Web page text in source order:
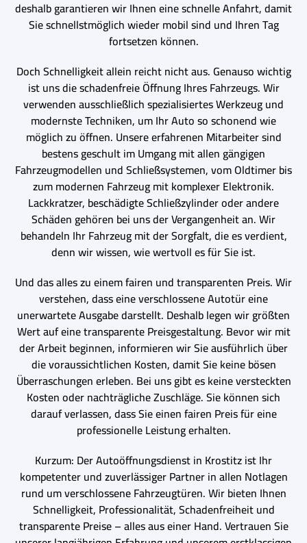
deshalb garantieren wir Ihnen eine schnelle Anfahrt, damit
Sie schnellstmöglich wieder mobil sind und Ihren Tag
fortsetzen können.
Doch Schnelligkeit allein reicht nicht aus. Genauso wichtig
ist uns die schadenfreie Öffnung Ihres Fahrzeugs. Wir
verwenden ausschließlich spezialisiertes Werkzeug und
modernste Techniken, um Ihr Auto so schonend wie
möglich zu öffnen. Unsere erfahrenen Mitarbeiter sind
bestens geschult im Umgang mit allen gängigen
Fahrzeugmodellen und Schließsystemen, vom Oldtimer bis
zum modernen Fahrzeug mit komplexer Elektronik.
Lackkratzer, beschädigte Schließzylinder oder andere
Schäden gehören bei uns der Vergangenheit an. Wir
behandeln Ihr Fahrzeug mit der Sorgfalt, die es verdient,
denn wir wissen, wie wertvoll es für Sie ist.
Und das alles zu einem fairen und transparenten Preis. Wir
verstehen, dass eine verschlossene Autotür eine
unerwartete Ausgabe darstellt. Deshalb legen wir größten
Wert auf eine transparente Preisgestaltung. Bevor wir mit
der Arbeit beginnen, informieren wir Sie ausführlich über
die voraussichtlichen Kosten, damit Sie keine bösen
Überraschungen erleben. Bei uns gibt es keine versteckten
Kosten oder nachträgliche Zuschläge. Sie können sich
darauf verlassen, dass Sie einen fairen Preis für eine
professionelle Leistung erhalten.
Kurzum: Der Autoöffnungsdienst in Krostitz ist Ihr
kompetenter und zuverlässiger Partner in allen Notlagen
rund um verschlossene Fahrzeugtüren. Wir bieten Ihnen
Schnelligkeit, Professionalität, Schadenfreiheit und
transparente Preise – alles aus einer Hand. Vertrauen Sie